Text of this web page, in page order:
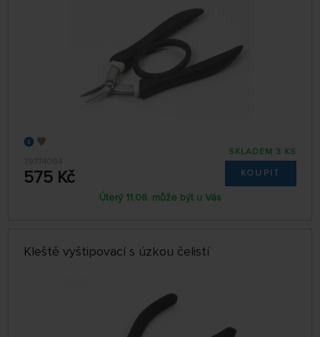
79774084
575 Kč
SKLADEM 3 KS
KOUPIT
Úterý 11.08. může být u Vás
Kleště vyštipovací s úzkou čelistí